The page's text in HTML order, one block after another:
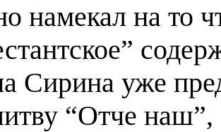
намекал на то
Сирина уже
“Отче наш”,